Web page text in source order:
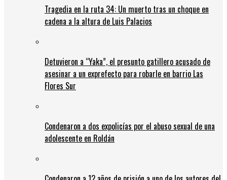
Tragedia en la ruta 34: Un muerto tras un choque en
cadena a la altura de Luis Palacios
Detuvieron a “Yaka”, el presunto gatillero acusado de
asesinar a un exprefecto para robarle en barrio Las
Flores Sur
Condenaron a dos expolicías por el abuso sexual de una
adolescente en Roldán